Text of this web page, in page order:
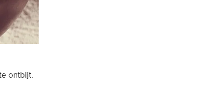
ontbijt.